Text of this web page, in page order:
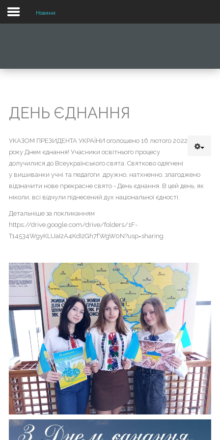
ВЕБ
переходу
потрібно
лише
натиснути
на
нього.
Головна
гімназії
Прозорість
інформаційна
відкритість
закладу
Булінг
Про
нас
ДПА
Новини
Контакти
Новини
ДЕНЬ ЄДНАННЯ
УКАЗОМ ПРЕЗИДЕНТА УКРАЇНИ оголошено 16 лютого 2022
року Днем єднання! Учасники освітнього процесу
долучилися до Всеукраїнського свята. Святково одягнені
у вишиванки учні та педагоги дружно, натхненно, злагоджено
відзначити нове прекрасне свято - День єднання. В цей день, як
ніколи, всі відчули піднесений дух національної єдності.
Детальніше за покликанням
https://drive.google.com/drive/folders/1F-
T14534WgyKLUaI2A4KdI2Gh7fWgW0N?usp=sharing